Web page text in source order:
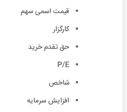
قیمت اسمی سهم
کارگزار
حق تقدم خرید
P/E
شاخص
افزایش سرمایه